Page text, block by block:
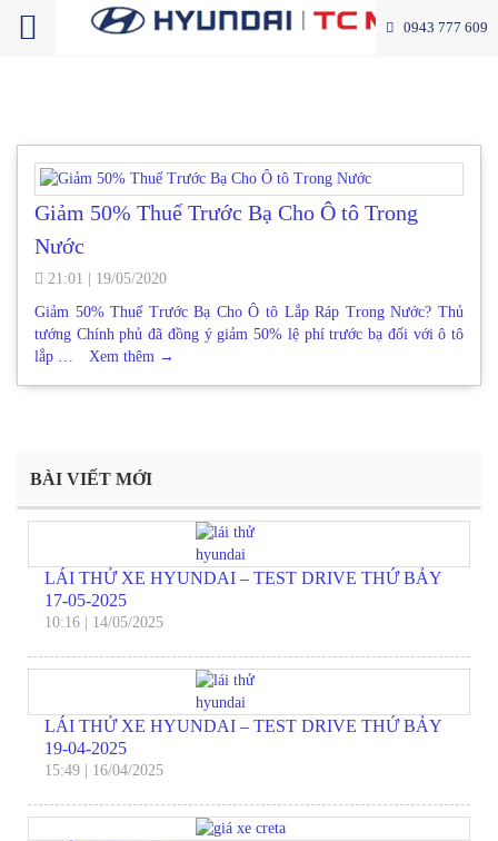
0943 777 609
Giảm 50% Thuế Trước Bạ Cho Ô tô Trong
Nước
21:01
19/05/2020
Giảm 50% Thuế Trước Bạ Cho Ô tô Lắp Ráp Trong Nước? Thủ
tướng Chính phủ đã đồng ý giảm 50% lệ phí trước bạ đối với ô tô
lắp …
Xem thêm →
BÀI VIẾT MỚI
LÁI THỬ XE HYUNDAI – TEST DRIVE THỨ BẢY
17-05-2025
10:16 14/05/2025
LÁI THỬ XE HYUNDAI – TEST DRIVE THỨ BẢY
19-04-2025
15:49 16/04/2025